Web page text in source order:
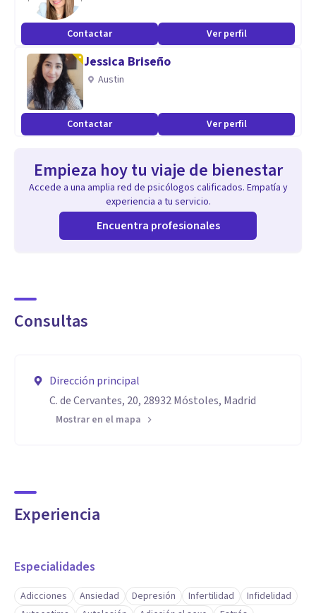
Contactar Ver perfil
Jessica Briseño
Austin
Contactar Ver perfil
Empieza hoy tu viaje de bienestar
Accede a una amplia red de psicólogos calificados. Empatía y
experiencia a tu servicio.
Encuentra profesionales
Consultas
Dirección principal
C. de Cervantes, 20, 28932 Móstoles, Madrid
Mostrar en el mapa
Experiencia
Especialidades
Adicciones Ansiedad Depresión Infertilidad
Infidelidad